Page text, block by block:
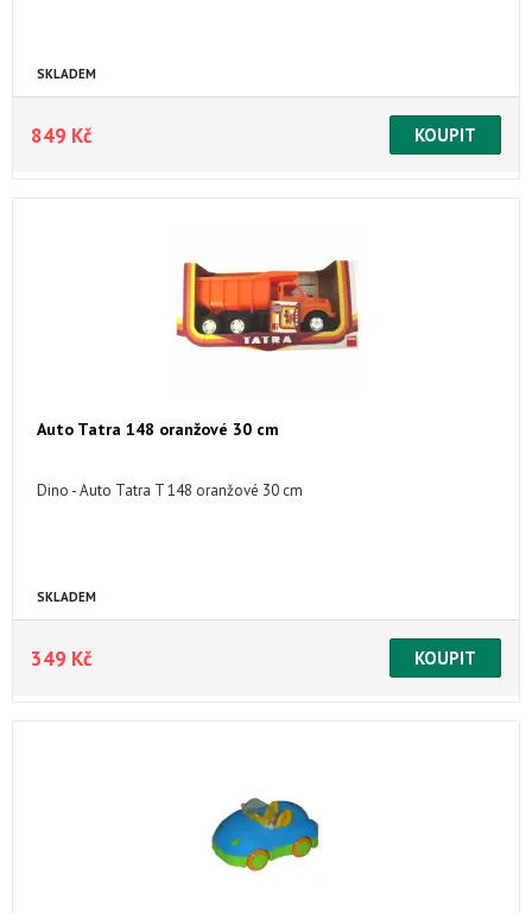
SKLADEM
849 Kč
Auto Tatra 148 oranžové 30 cm
Dino - Auto Tatra T 148 oranžové 30 cm
SKLADEM
349 Kč